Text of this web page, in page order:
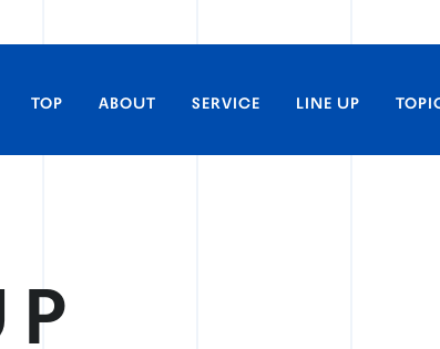
TOP ABOUT SERVICE LINE UP
P